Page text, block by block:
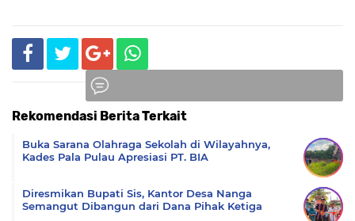
Rekomendasi Berita Terkait
Buka Sarana Olahraga Sekolah di Wilayahnya,
Kades Pala Pulau Apresiasi PT. BIA
Diresmikan Bupati Sis, Kantor Desa Nanga
Semangut Dibangun dari Dana Pihak Ketiga